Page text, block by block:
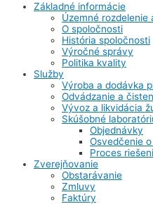
Základné informácie
Územné rozdelenie
O spoločnosti
História spoločnosti
Výročné správy
Politika kvality
Služby
Výroba a dodávka
Odvádzanie a
Vývoz a likvidácia
Skúšobné
Objednávky
Osvedčenie
Proces
Zverejňovanie
Obstarávanie
Zmluvy
Faktúry